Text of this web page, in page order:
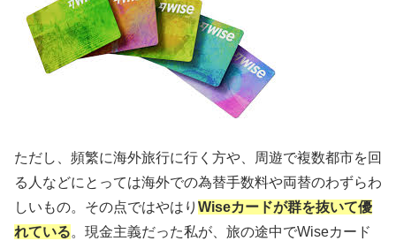
ただし、頻繁に海外旅行に行く方や、周遊で複数都市を回
る人などにとっては海外での為替手数料や両替のわずらわ
しいもの。その点ではやはり Wiseカードが群を抜いて優
れている。現金主義だった私が、旅の途中でWiseカード